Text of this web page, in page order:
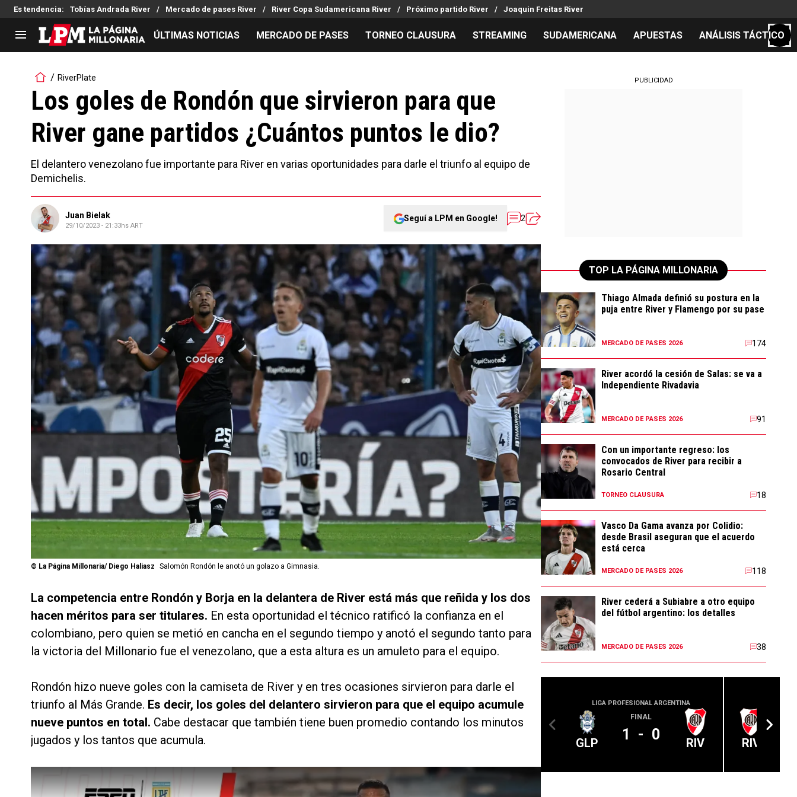
Es tendencia: Tobías Andrada River Mercado de pases River River Copa Sudamericana River Próximo partido River Joaquin Freitas River
LIGA PROFESIONAL
Noticias
Tabla de posiciones
Fixture
Reserva
Copa Sudamericana
Copa Argentina
Selección Argentina
Mercado de Pases
Análisis tácticos
Juanfer Quintero
Chacho Coudet
Entradas
Hinchas
Los goles de River
Guías
Códigos
Pronósticos
ÚLTIMAS NOTICIAS MERCADO DE PASES TORNEO CLAUSURA STREAMING SUDAMERICANA APUESTAS ANÁLISIS TÁCTICO
RiverPlate
Los goles de Rondón que sirvieron para que
River gane partidos ¿Cuántos puntos le dio?
El delantero venezolano fue importante para River en varias oportunidades para darle el triunfo al equipo de
Demichelis.
Juan Bielak
29/10/2023 - 21:33hs ART
Seguí a LPM en Google! 2
© La Página Millonaria/ Diego Haliasz Salomón Rondón le anotó un golazo a Gimnasia.
La competencia entre Rondón y Borja en la delantera de River está más que reñida y los dos
hacen méritos para ser titulares. En esta oportunidad el técnico ratificó la confianza en el
colombiano, pero quien se metió en cancha en el segundo tiempo y anotó el segundo tanto para
la victoria del Millonario fue el venezolano, que a esta altura es un amuleto para el equipo.
Rondón hizo nueve goles con la camiseta de River y en tres ocasiones sirvieron para darle el
triunfo al Más Grande. Es decir, los goles del delantero sirvieron para que el equipo acumule
nueve puntos en total. Cabe destacar que también tiene buen promedio contando los minutos
jugados y los tantos que acumula.
PUBLICIDAD
TOP LA PÁGINA MILLONARIA
Thiago Almada definió su postura en la
puja entre River y Flamengo por su pase
MERCADO DE PASES 2026 174
River acordó la cesión de Salas: se va a
Independiente Rivadavia
MERCADO DE PASES 2026 91
Con un importante regreso: los
convocados de River para recibir a
Rosario Central
TORNEO CLAUSURA 18
Vasco Da Gama avanza por Colidio:
desde Brasil aseguran que el acuerdo
está cerca
MERCADO DE PASES 2026 118
River cederá a Subiabre a otro equipo
del fútbol argentino: los detalles
MERCADO DE PASES 2026 38
LIGA PROFESIONAL ARGENTINA
GLP
FINAL
1 - 0 RIV RIV